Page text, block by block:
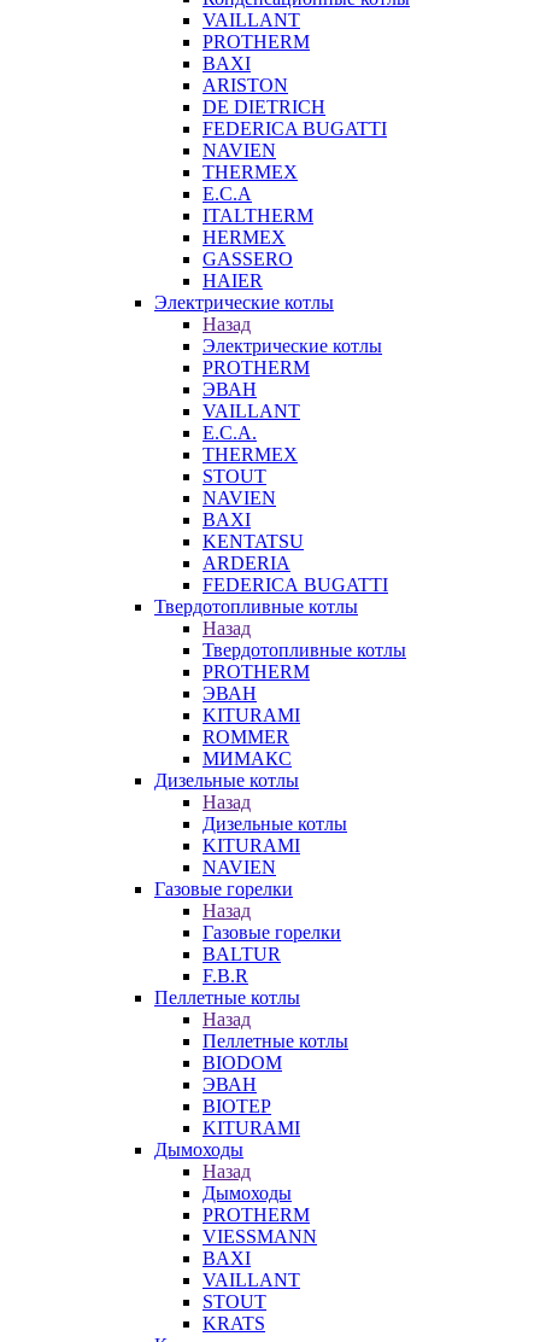
VAILLANT
PROTHERM
BAXI
ARISTON
DE DIETRICH
FEDERICA BUGATTI
NAVIEN
THERMEX
E.C.A
ITALTHERM
HERMEX
GASSERO
HAIER
Электрические котлы
Назад
Электрические котлы
PROTHERM
ЭВАН
VAILLANT
E.C.A.
THERMEX
STOUT
NAVIEN
BAXI
KENTATSU
ARDERIA
FEDERICА BUGATTI
Твердотопливные котлы
Назад
Твердотопливные котлы
PROTHERM
ЭВАН
KITURAMI
ROMMER
МИМАКС
Дизельные котлы
Назад
Дизельные котлы
KITURAMI
NAVIEN
Газовые горелки
Назад
Газовые горелки
BALTUR
F.B.R
Пеллетные котлы
Назад
Пеллетные котлы
BIODOM
ЭВАН
BIOTEP
KITURAMI
Дымоходы
Назад
Дымоходы
PROTHERM
VIESSMANN
BAXI
VAILLANT
STOUT
KRATS